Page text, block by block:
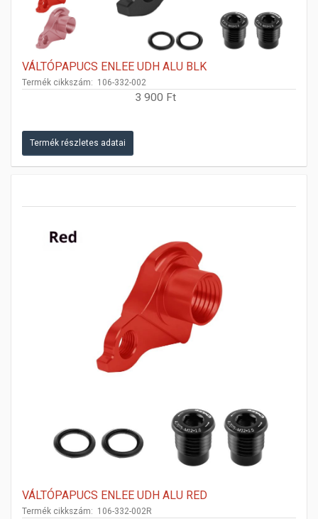
VÁLTÓPAPUCS ENLEE UDH ALU BLK
Termék cikkszám: 106-332-002
3 900 Ft
Termék részletes adatai
VÁLTÓPAPUCS ENLEE UDH ALU RED
Termék cikkszám: 106-332-002R